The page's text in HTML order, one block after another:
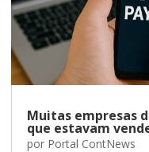
Muitas empresas
que estavam
por Portal ContNews